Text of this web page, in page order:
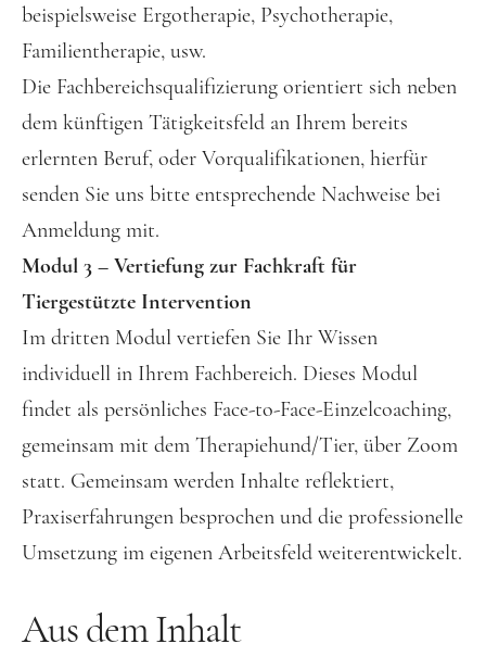
beispielsweise Ergotherapie, Psychotherapie,
Familientherapie, usw.
Die Fachbereichsqualifizierung orientiert sich neben
dem künftigen Tätigkeitsfeld an Ihrem bereits
erlernten Beruf, oder Vorqualifikationen, hierfür
senden Sie uns bitte entsprechende Nachweise bei
Anmeldung mit.
Modul 3 – Vertiefung zur Fachkraft für
Tiergestützte Intervention
Im dritten Modul vertiefen Sie Ihr Wissen
individuell in Ihrem Fachbereich. Dieses Modul
findet als persönliches Face-to-Face-Einzelcoaching,
gemeinsam mit dem Therapiehund/Tier, über Zoom
statt. Gemeinsam werden Inhalte reflektiert,
Praxiserfahrungen besprochen und die professionelle
Umsetzung im eigenen Arbeitsfeld weiterentwickelt.
Aus dem Inhalt